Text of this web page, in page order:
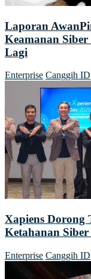
Laporan
Keamanan
Lagi
Enterprise Canggih ID
Xapiens Dorong
Ketahanan Siber
Enterprise Canggih ID